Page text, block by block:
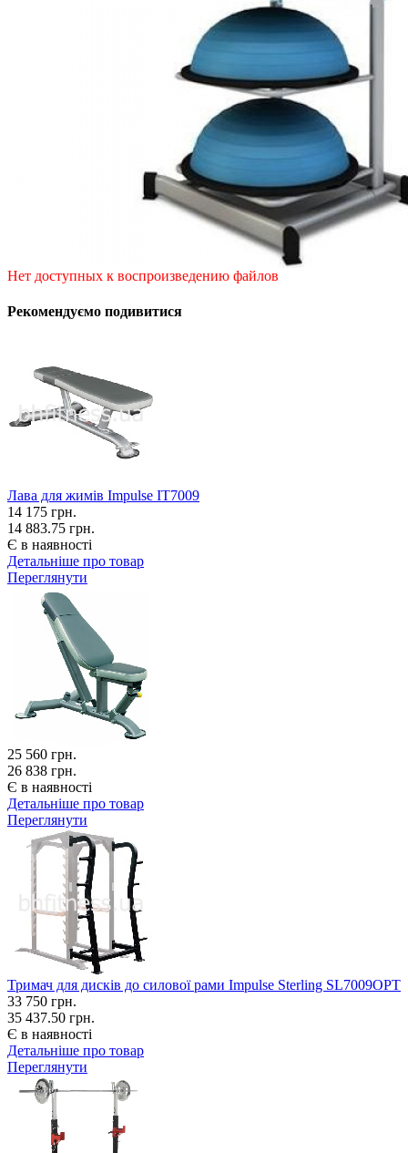
Нет доступных к воспроизведению файлов
Рекомендуємо подивитися
Лава для жимів Impulse IT7009
14 175 грн.
14 883.75 грн.
Є в наявності
Детальніше про товар
Переглянути
25 560 грн.
26 838 грн.
Є в наявності
Детальніше про товар
Переглянути
Тримач для дисків до силової рами Impulse Sterling SL7009OPT
33 750 грн.
35 437.50 грн.
Є в наявності
Детальніше про товар
Переглянути